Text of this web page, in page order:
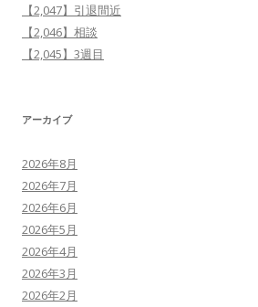
【2,047】引退間近
【2,046】相談
【2,045】3週目
アーカイブ
2026年8月
2026年7月
2026年6月
2026年5月
2026年4月
2026年3月
2026年2月